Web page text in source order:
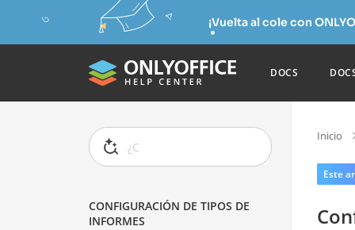
¡Vuelta al cole con
DOCS
CONFIGURACIÓN DE TIPOS DE
INFORMES
Inicio
Este